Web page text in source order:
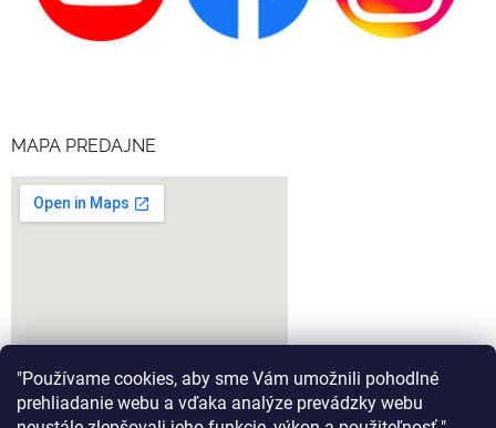
"Používame cookies, aby sme Vám umožnili pohodlné
prehliadanie webu a vďaka analýze prevádzky webu
MAPA PREDAJNE